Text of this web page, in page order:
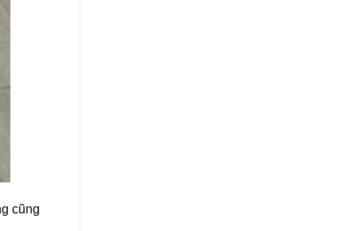
cũng